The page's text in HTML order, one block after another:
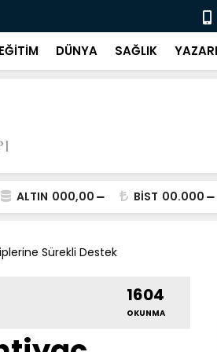
Bartın
EĞİTİM DÜNYA SAĞLIK
ALTIN 000,00 BİST 00.000
Sürekli Destek
1604
OKUNMA